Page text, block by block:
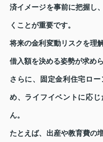
済イメージを事前に把握し
くことが重要です。
将来の金利変動リスクを理
借入額を決める姿勢が求めら
さらに、固定金利住宅ロ
め、ライフイベントに応
ん。
たとえば、出産や教育費の